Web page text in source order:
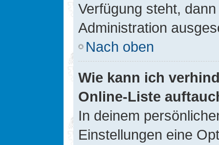
Verfügung steht,
Administration
Nach oben
Wie kann ich
Online-Liste
In deinem
Einstellungen eine